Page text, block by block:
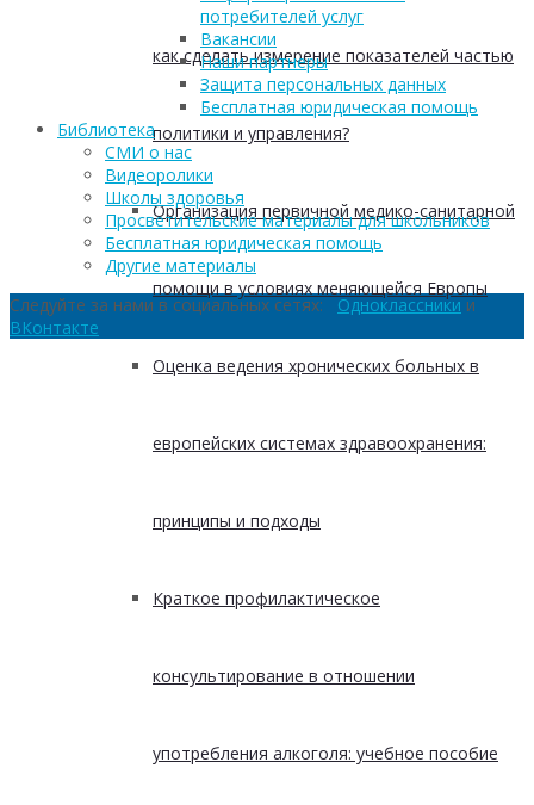
как сделать измерение показателей частью
политики и управления?
Организация первичной медико-санитарной
помощи в условиях меняющейся Европы
Оценка ведения хронических больных в
европейских системах здравоохранения:
принципы и подходы
Краткое профилактическое
консультирование в отношении
употребления алкоголя: учебное пособие
потребителей услуг
Вакансии
Наши партнеры
Защита персональных данных
Бесплатная юридическая помощь
Библиотека
СМИ о нас
Видеоролики
Школы здоровья
Просветительские материалы для школьников
Бесплатная юридическая помощь
Другие материалы
Следуйте за нами в социальных сетях: Одноклассники и
ВКонтакте